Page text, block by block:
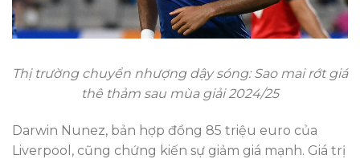
Thị trường chuyển nhượng dậy sóng: Sao mai rớt giá
thê thảm sau mùa giải 2024/25
Darwin Nunez, bản hợp đồng 85 triệu euro của
Liverpool, cũng chứng kiến sự giảm giá mạnh. Giá trị